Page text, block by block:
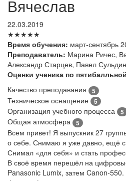
Вячеслав
22.03.2019
★★★★★
Время обучения: март-сентябрь
Преподаватель: Марина Ричес,
Александр Старцев, Павел
Оценки ученика по
Качество преподавания
5
Техническое оснащение 5
Организация учебного процесса 5
Общая атмосфера 5
Всем привет! Я выпускник 27
о себе. Снимаю я уже давно, ещё
Снимал «для себя» и стать
В своё время перешёл на
Panasonic Lumix, затем Canon-